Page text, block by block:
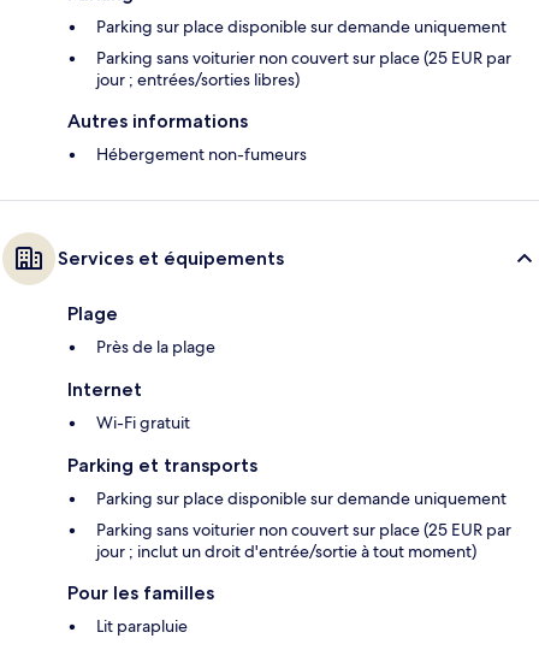
Parking sur place disponible sur demande uniquement
Parking sans voiturier non couvert sur place (25 EUR par
jour ; entrées/sorties libres)
Autres informations
Hébergement non-fumeurs
Services et équipements
Plage
Près de la plage
Internet
Wi-Fi gratuit
Parking et transports
Parking sur place disponible sur demande uniquement
Parking sans voiturier non couvert sur place (25 EUR par
jour ; inclut un droit d'entrée/sortie à tout moment)
Pour les familles
Lit parapluie